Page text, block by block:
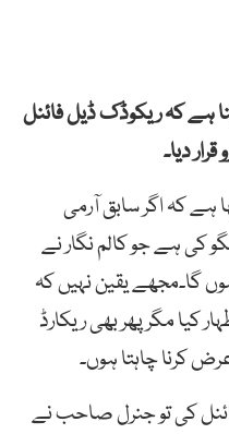
ہے کہ ریکوڈک ڈیل فائنل
دیا۔
ہے کہ اگر سابق آرمی
ہے جو کالم نگار نے
گا۔مجھے یقین نہیں کہ
کیا مگر پھر بھی ریکارڈ
کرنا چاہتا ہوں۔
کی تو جنرل صاحب نے